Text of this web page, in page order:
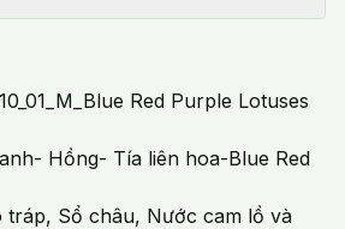
Red Purple Lotuses
Hồng- Tía liên hoa-Blue Red
tráp, Sổ châu, Nước cam lồ và